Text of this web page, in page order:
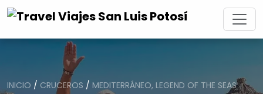
INICIO / CRUCEROS / MEDITERRÁNEO, LEGEND OF THE SEAS